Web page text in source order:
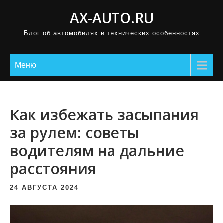
AX-AUTO.RU
Блог об автомобилях и технических особенностях
Меню
Как избежать засыпания
за рулем: советы
водителям на дальние
расстояния
24 АВГУСТА 2024